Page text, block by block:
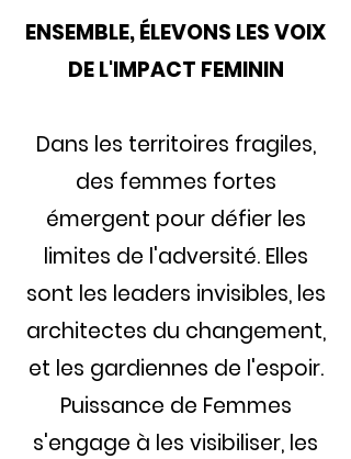
ENSEMBLE, ÉLEVONS LES VOIX
DE L'IMPACT FEMININ
Dans les territoires fragiles,
des femmes fortes
émergent pour défier les
limites de l'adversité. Elles
sont les leaders invisibles, les
architectes du changement,
et les gardiennes de l'espoir.
Puissance de Femmes
s'engage à les visibiliser, les